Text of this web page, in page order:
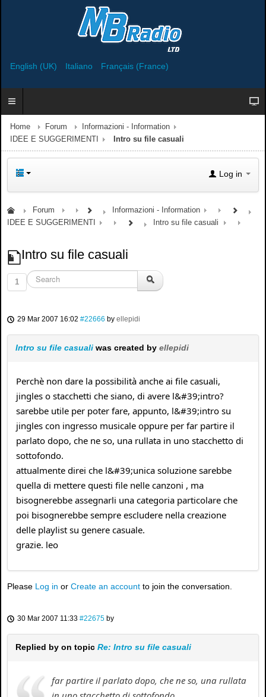
English (UK) Italiano Français (France)
Home Forum
Informazioni - Information
IDEE E SUGGERIMENTI
Intro su file casuali
Log in
Forum
Informazioni - Information
IDEE E SUGGERIMENTI
Intro su file casuali
Intro su file casuali
1
29 Mar 2007 16:02 #22666 by ellepidi
Intro su file casuali was created by ellepidi
Perchè non dare la possibilità anche ai file casuali,
jingles o stacchetti che siano, di avere l&#39;intro?
sarebbe utile per poter fare, appunto, l&#39;intro su
jingles con ingresso musicale oppure per far partire il
parlato dopo, che ne so, una rullata in uno stacchetto di
sottofondo.
attualmente direi che l&#39;unica soluzione sarebbe
quella di mettere questi file nelle canzoni , ma
bisognerebbe assegnarli una categoria particolare che
poi bisognerebbe sempre escludere nella creazione
delle playlist su genere casuale.
grazie. leo
Please Log in or Create an account to join the conversation.
30 Mar 2007 11:33 #22675 by
Replied by on topic Re: Intro su file casuali
far partire il parlato dopo, che ne so, una rullata